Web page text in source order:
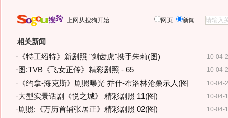
上网从搜狗开始 网页 新闻
相关新闻
10-04-
· 《特工绍特》新剧照 "剑齿虎"携手朱莉(图)
10-04-
· 图:TVB《飞女正传》精彩剧照 - 65
10-04-
· 《约拿-海克斯》剧照曝光 乔什-布洛林沧桑示人(图
10-04-
·大型实景话剧《悦之城》 精彩剧照 11(图)
10-04-
·剧照:《万历首辅张居正》精彩剧照 02(图)